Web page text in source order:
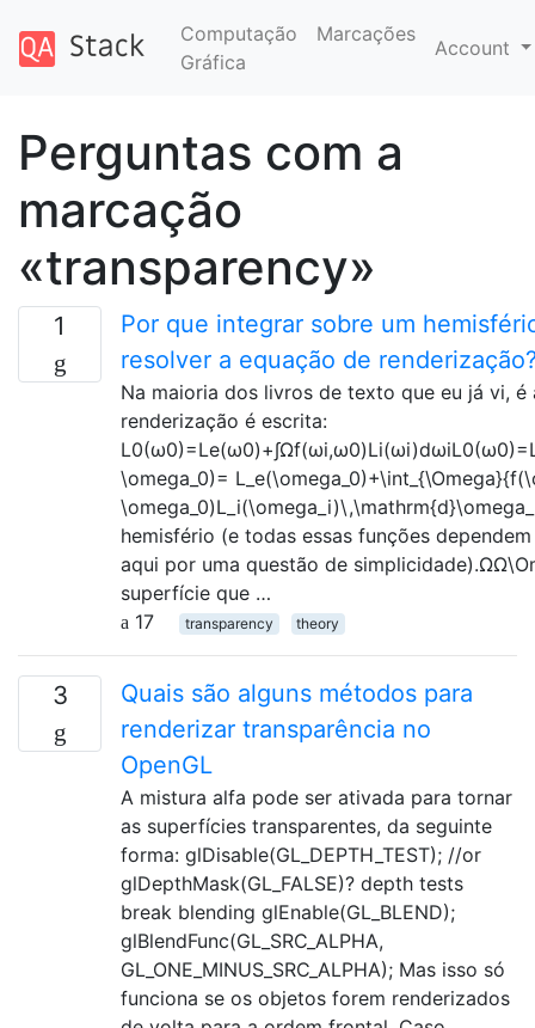
Computação
Gráfica
Marcações
Account
Perguntas com a
marcação
«transparency»
1
Por que integrar sobre um
resolver a equação de
Na maioria dos livros de texto que eu já vi, é
renderização é escrita:
\omega_0)=
hemisfério (e todas essas funções
aqui por uma questão de
superfície que …
17
transparency theory
3
Quais são alguns métodos para
renderizar transparência no
OpenGL
A mistura alfa pode ser ativada para tornar
as superfícies transparentes, da seguinte
forma: glDisable(GL_DEPTH_TEST); //or
glDepthMask(GL_FALSE)? depth tests
break blending glEnable(GL_BLEND);
glBlendFunc(GL_SRC_ALPHA,
GL_ONE_MINUS_SRC_ALPHA); Mas isso só
funciona se os objetos forem renderizados